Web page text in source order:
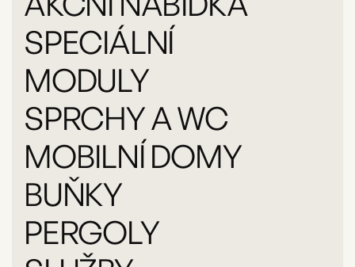
SPECIÁLNÍ
MODULY
SPRCHY A WC
MOBILNÍ DOMY
BUŇKY
PERGOLY